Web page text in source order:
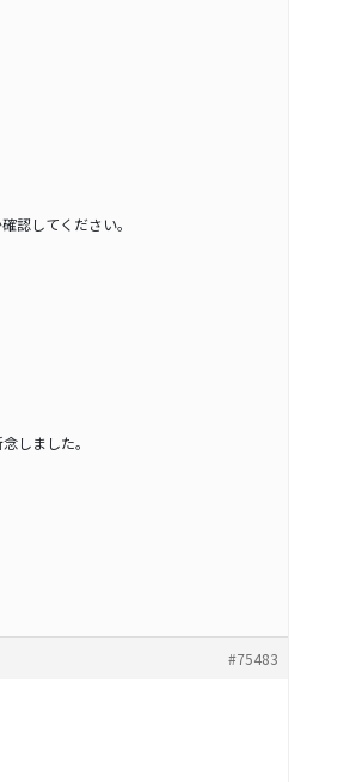
認してください。
しました。
#75483